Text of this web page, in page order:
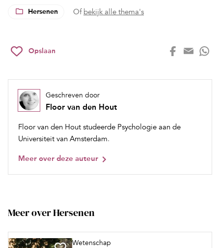
Hersenen Of bekijk alle thema's
Opslaan
Geschreven door
Floor van den Hout
Floor van den Hout studeerde Psychologie aan de
Universiteit van Amsterdam.
Meer over deze auteur
Meer over Hersenen
Wetenschap